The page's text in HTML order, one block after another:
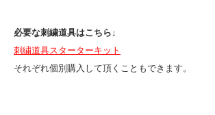
必要な刺繍道具はこちら ↓
刺繍道具スターターキット
それぞれ個別購入して頂くこともできます。